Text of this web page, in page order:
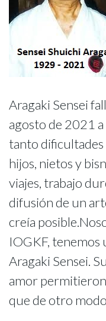
Aragaki Sensei
agosto de 2021
tanto
hijos, nietos y
viajes, trabajo
difusión de un
creía
IOGKF, tenemos
Aragaki Sensei.
amor
que de otro